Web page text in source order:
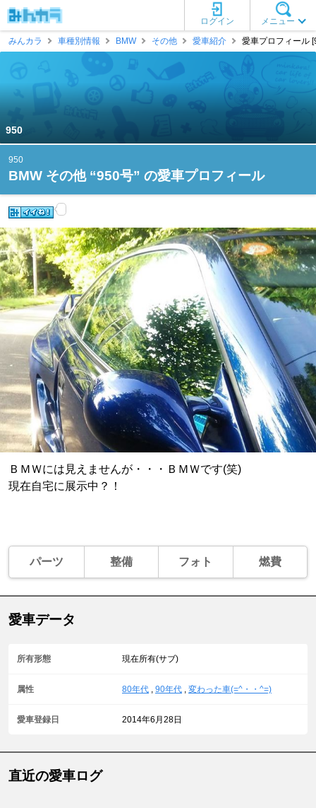
メニュー
ログイン
みんカラ
車種別情報 BMW その他 愛車紹介 愛車プロフィール
950
950
BMW その他 “950号” の愛車プロフィール
ＢＭＷには見えませんが・・・ＢＭＷです(笑)
現在自宅に展示中？！
パーツ 整備 フォト 燃費
愛車データ
所有形態 現在所有(サブ)
属性 80年代 , 90年代 , 変わった車(=^・・^=)
愛車登録日 2014年6月28日
直近の愛車ログ